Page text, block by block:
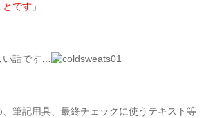
です」
話です…
筆記用具、最終チェックに使うテキスト等